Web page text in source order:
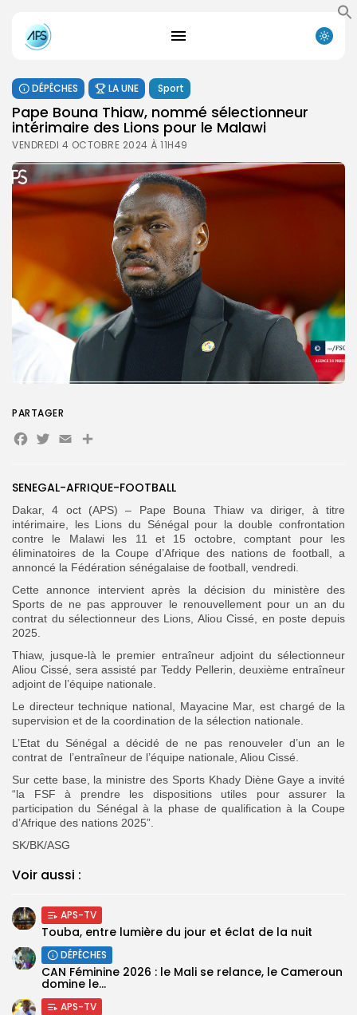
FR
DÉPÊCHES LA UNE Sport
Pape Bouna Thiaw, nommé sélectionneur
intérimaire des Lions pour le Malawi
VENDREDI 4 OCTOBRE 2024 À 11H49
SENEGAL-AFRIQUE-FOOTBALL
Dakar, 4 oct (APS) – Pape Bouna Thiaw va diriger, à titre
intérimaire, les Lions du Sénégal pour la double confrontation
contre le Malawi les 11 et 15 octobre, comptant pour les
éliminatoires de la Coupe d’Afrique des nations de football, a
annoncé la Fédération sénégalaise de football, vendredi.
Cette annonce intervient après la décision du ministère des
Sports de ne pas approuver le renouvellement pour un an du
contrat du sélectionneur des Lions, Aliou Cissé, en poste depuis
2025.
Thiaw, jusque-là le premier entraîneur adjoint du sélectionneur
Aliou Cissé, sera assisté par Teddy Pellerin, deuxième entraîneur
adjoint de l’équipe nationale.
Le directeur technique national, Mayacine Mar, est chargé de la
supervision et de la coordination de la sélection nationale.
L’Etat du Sénégal a décidé de ne pas renouveler d’un an le
contrat de l’entraîneur de l’équipe nationale, Aliou Cissé.
Sur cette base, la ministre des Sports Khady Diène Gaye a invité
“la FSF à prendre les dispositions utiles pour assurer la
participation du Sénégal à la phase de qualification à la Coupe
d’Afrique des nations 2025”.
SK/BK/ASG
Voir aussi :
APS-TV
Touba, entre lumière du jour et éclat de la nuit
DÉPÊCHES
‎CAN Féminine 2026 : le Mali se relance, le Cameroun
domine le...
APS-TV
PARTAGER
Facebook
Twitter
EmailPartager